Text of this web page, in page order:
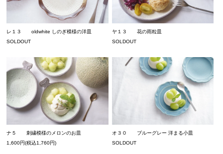
レ１３ oldwhite しのぎ模様の洋皿
SOLDOUT
ヤ１３ 花の雨粒皿
SOLDOUT
ナ５ 刺繍模様のメロンのお皿
1,600円(税込1,760円)
オ３０ ブルーグレー 洋まる小皿
SOLDOUT